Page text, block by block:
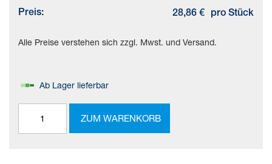
Preis: 28,86 € pro Stück
Alle Preise verstehen sich zzgl. Mwst. und Versand.
Ab Lager lieferbar
ZUM WARENKORB